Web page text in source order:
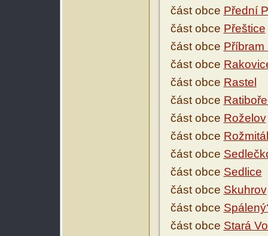
část obce Přední
část obce Přeštice
část obce Příbram
část obce
část obce Rastel
část obce
část obce Roželov
část obce
část obce
část obce Sedlice
část obce Skuhrov
část obce
část obce Stará